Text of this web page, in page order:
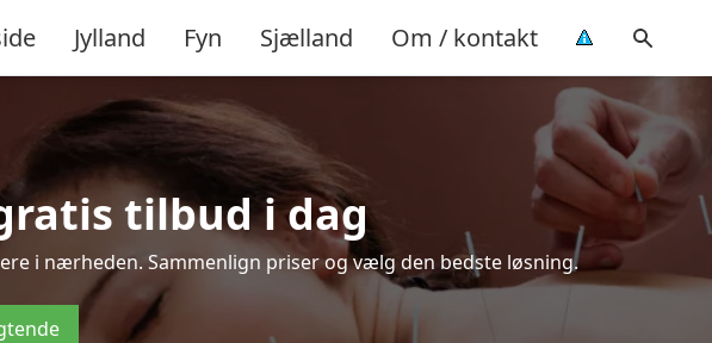
Jylland Fyn Sjælland Om / kontakt
tilbud i dag
i nærheden. Sammenlign priser og vælg den bedste løsning.